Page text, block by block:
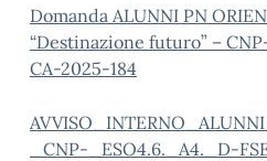
Domanda ALUNNI PN
“Destinazione futuro” –
CA-2025-184
_CNP-_ESO4.6._A4._D-